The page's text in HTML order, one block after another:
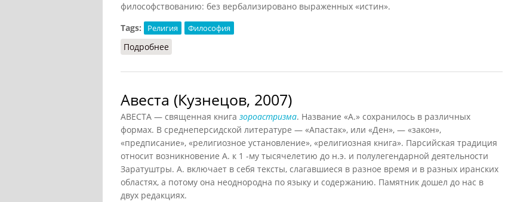
философствованию: без вербализировано выраженных «истин».
Tags:
Религия Философия
Подробнее
Авеста (Кузнецов, 2007)
АВЕСТА — священная книга зороастризма. Название «А.» сохранилось в различных
формах. В среднеперсидской литературе — «Апастак», или «Ден», — «закон»,
«предписание», «религиозное установление», «религиозная книга». Парсийская традиция
относит возникновение А. к 1 -му тысячелетию до н.э. и полулегендарной деятельности
Заратуштры. А. включает в себя тексты, слагавшиеся в разное время и в разных иранских
областях, а потому она неоднородна по языку и содержанию. Памятник дошел до нас в
двух редакциях.